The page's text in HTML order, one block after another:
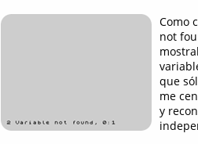
Como
not
que
me
y